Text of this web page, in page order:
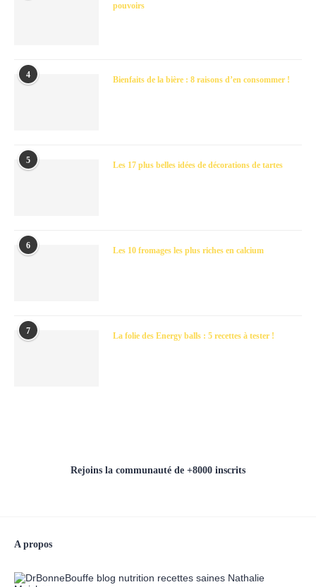
pouvoirs
4 Bienfaits de la bière : 8 raisons d’en consommer !
5 Les 17 plus belles idées de décorations de tartes
6 Les 10 fromages les plus riches en calcium
7 La folie des Energy balls : 5 recettes à tester !
Rejoins la communauté de +8000 inscrits
A propos